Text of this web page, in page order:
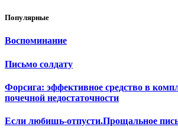
Популярные
Воспоминание
Письмо солдату
Форсига: эффективное средство в
почечной недостаточности
Если любишь-отпусти.Прощальное